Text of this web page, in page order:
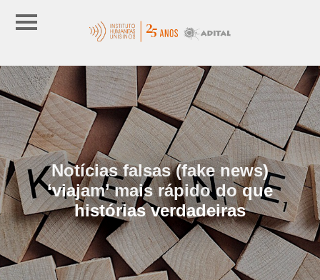
Notícias falsas (fake news)
‘viajam’ mais rápido do que
histórias verdadeiras